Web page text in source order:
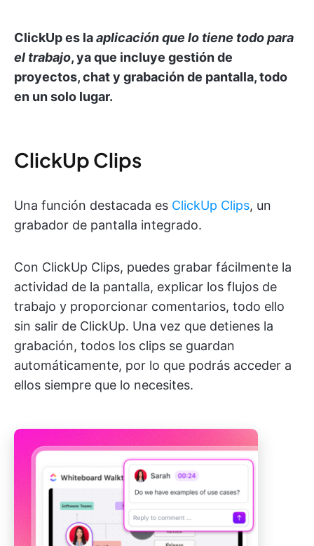
ClickUp es laaplicación que lo tiene todo para
el trabajo, ya que incluye gestión de
proyectos, chat y grabación de pantalla, todo
en un solo lugar.
ClickUp Clips
Una función destacada es ClickUp Clips, un
grabador de pantalla integrado.
Con ClickUp Clips, puedes grabar fácilmente la
actividad de la pantalla, explicar los flujos de
trabajo y proporcionar comentarios, todo ello
sin salir de ClickUp. Una vez que detienes la
grabación, todos los clips se guardan
automáticamente, por lo que podrás acceder a
ellos siempre que lo necesites.